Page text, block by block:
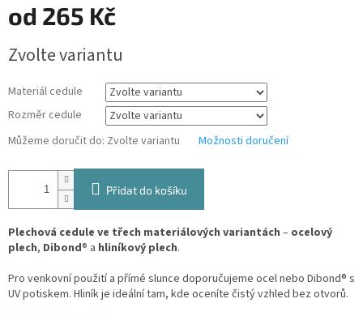
od 265 Kč
cena:
Zvolte variantu
Materiál cedule
Rozměr cedule
Můžeme doručit do: Zvolte variantu Možnosti doručení
Přidat do košíku
Plechová cedule ve třech materiálových variantách – ocelový
plech, Dibond® a hliníkový plech.
Pro venkovní použití a přímé slunce doporučujeme ocel nebo Dibond® s
UV potiskem. Hliník je ideální tam, kde oceníte čistý vzhled bez otvorů.